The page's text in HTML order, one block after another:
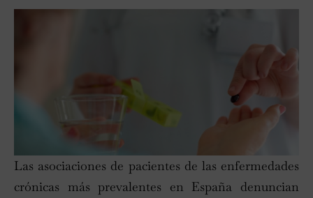
Las asociaciones de pacientes de las enfermedades
crónicas más prevalentes en España denuncian